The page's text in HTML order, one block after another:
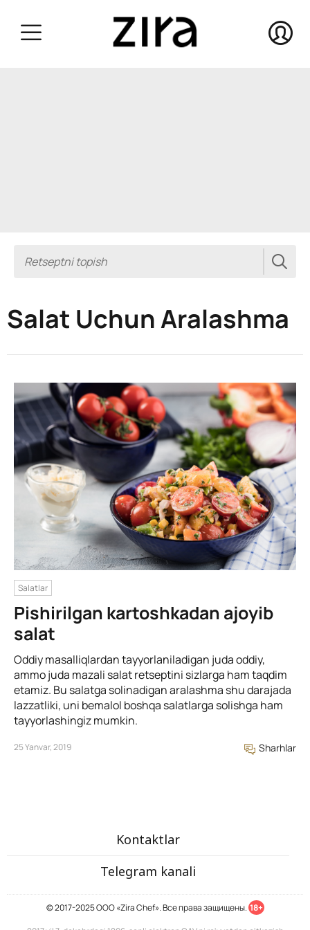
Salat Uchun Aralashma
Salatlar
Pishirilgan kartoshkadan ajoyib
salat
Oddiy masalliqlardan tayyorlaniladigan juda oddiy,
ammo juda mazali salat retseptini sizlarga ham taqdim
etamiz. Bu salatga solinadigan aralashma shu darajada
lazzatliki, uni bemalol boshqa salatlarga solishga ham
tayyorlashingiz mumkin.
25 Yanvar, 2019 Sharhlar
Kontaktlar
Telegram kanali
© 2017-2025 ООО «Zira Chef». Все права защищены. 18+